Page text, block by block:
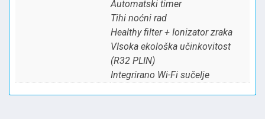
Automatski timer
Tihi noćni rad
Healthy filter + Ionizator zraka
VIsoka ekološka učinkovitost
(R32 PLIN)
Integrirano Wi-Fi sučelje